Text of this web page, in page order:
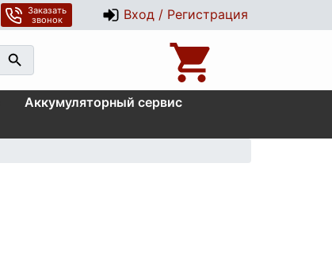
Заказать
звонок
Вход / Регистрация
Аккумуляторный сервис